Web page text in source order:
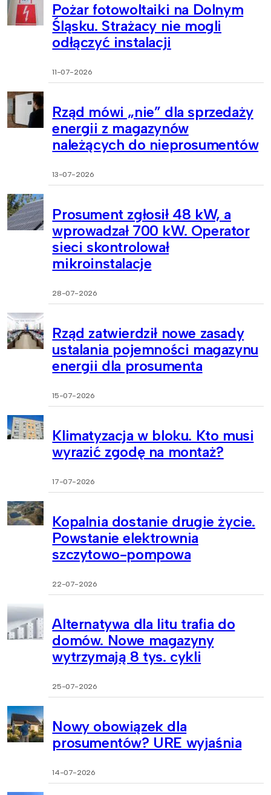
Pożar fotowoltaiki na Dolnym
Śląsku. Strażacy nie mogli
odłączyć instalacji
11-07-2026
Rząd mówi „nie” dla sprzedaży
energii z magazynów
należących do nieprosumentów
13-07-2026
Prosument zgłosił 48 kW, a
wprowadzał 700 kW. Operator
sieci skontrolował
mikroinstalacje
28-07-2026
Rząd zatwierdził nowe zasady
ustalania pojemności magazynu
energii dla prosumenta
15-07-2026
Klimatyzacja w bloku. Kto musi
wyrazić zgodę na montaż?
17-07-2026
Kopalnia dostanie drugie życie.
Powstanie elektrownia
szczytowo-pompowa
22-07-2026
Alternatywa dla litu trafia do
domów. Nowe magazyny
wytrzymają 8 tys. cykli
25-07-2026
Nowy obowiązek dla
prosumentów? URE wyjaśnia
14-07-2026